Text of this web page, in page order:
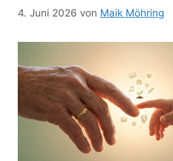
4. Juni 2026 von Maik Möhring